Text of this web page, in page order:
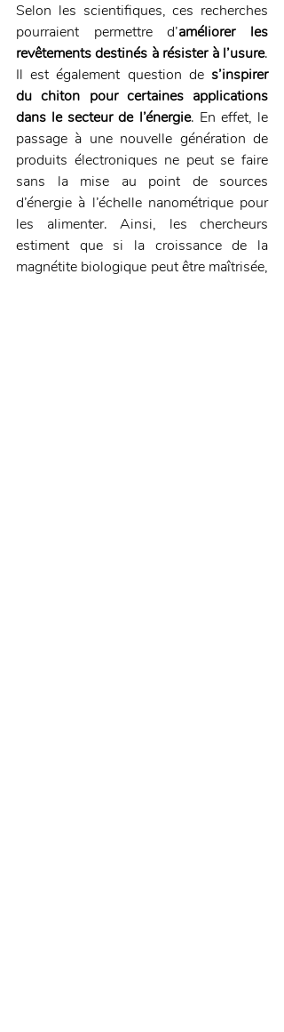
Selon les scientifiques, ces recherches
pourraient permettre d’améliorer les
revêtements destinés à résister à l’usure.
Il est également question de s’inspirer
du chiton pour certaines applications
dans le secteur de l’énergie. En effet, le
passage à une nouvelle génération de
produits électroniques ne peut se faire
sans la mise au point de sources
d’énergie à l’échelle nanométrique pour
les alimenter. Ainsi, les chercheurs
estiment que si la croissance de la
magnétite biologique peut être maîtrisée,